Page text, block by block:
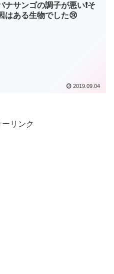
ナサンゴの調子が悪い❗そ
はある生物でした😢
2019.09.04
リンク